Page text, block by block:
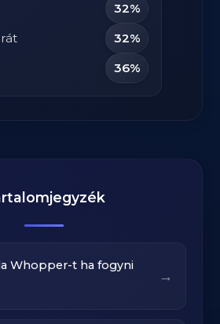
32%
32%
36%
Whopper-t ha fogyni
→